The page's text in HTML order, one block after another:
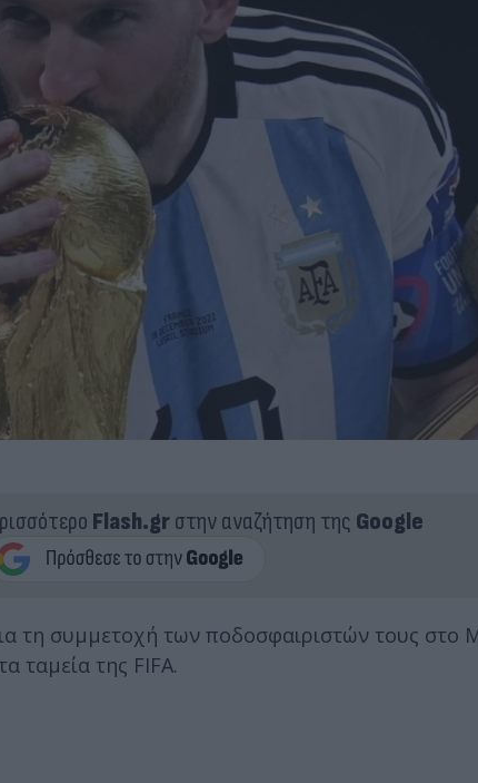
Flash.grστην αναζήτηση της Google
τη συμμετοχή των ποδοσφαιριστών τους στο
ταμεία της FIFA.